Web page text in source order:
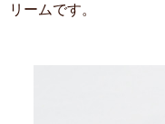
リームです。